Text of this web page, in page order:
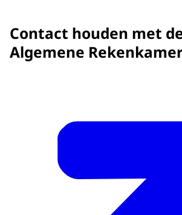
Contact houden met
Algemene